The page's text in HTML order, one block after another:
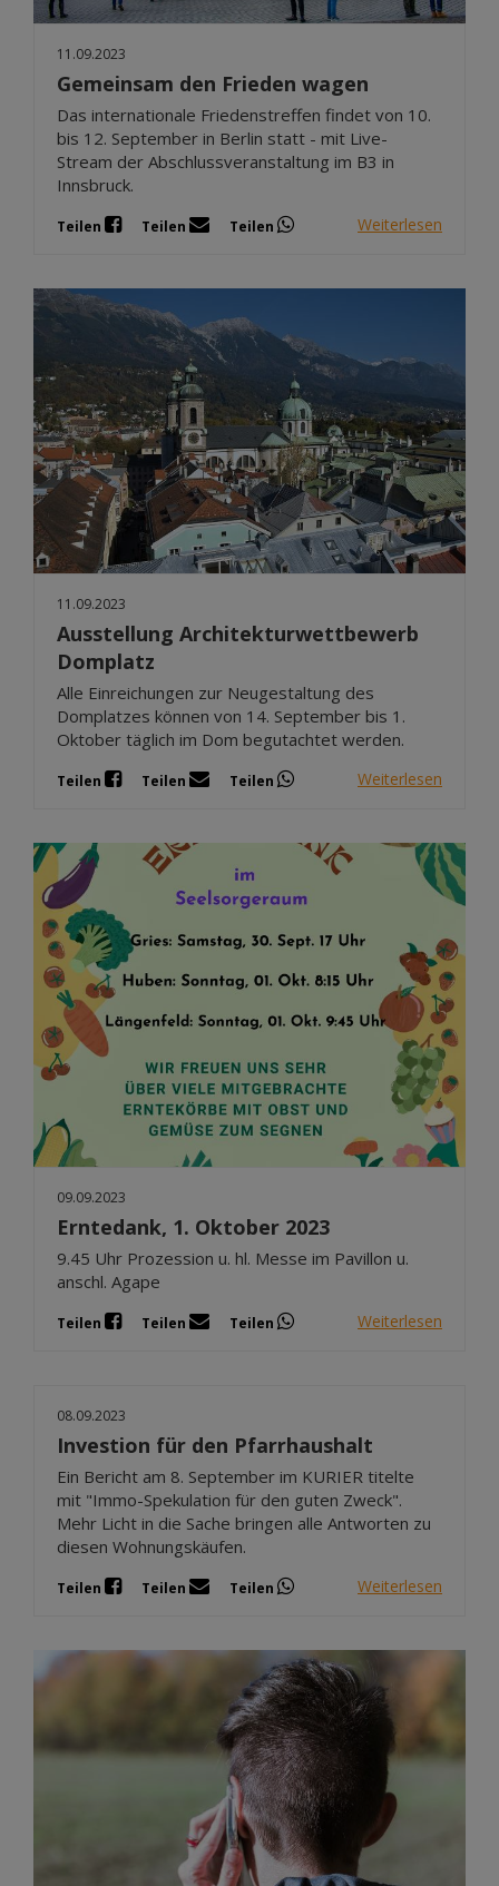
11.09.2023
Gemeinsam den Frieden wagen
Das internationale Friedenstreffen findet von 10.
bis 12. September in Berlin statt - mit Live-
Stream der Abschlussveranstaltung im B3 in
Innsbruck.
Teilen Teilen Teilen Weiterlesen
11.09.2023
Ausstellung Architekturwettbewerb
Domplatz
Alle Einreichungen zur Neugestaltung des
Domplatzes können von 14. September bis 1.
Oktober täglich im Dom begutachtet werden.
Teilen Teilen Teilen Weiterlesen
09.09.2023
Erntedank, 1. Oktober 2023
9.45 Uhr Prozession u. hl. Messe im Pavillon u.
anschl. Agape
Teilen Teilen Teilen Weiterlesen
08.09.2023
Investion für den Pfarrhaushalt
Ein Bericht am 8. September im KURIER titelte
mit "Immo-Spekulation für den guten Zweck".
Mehr Licht in die Sache bringen alle Antworten zu
diesen Wohnungskäufen.
Teilen Teilen Teilen Weiterlesen